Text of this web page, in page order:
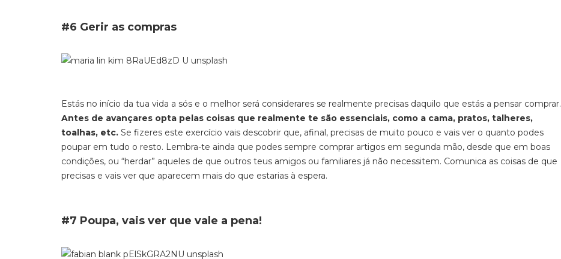
#6 Gerir as compras
Estás no início da tua vida a sós e o melhor será considerares se realmente precisas daquilo que estás a pensar comprar.
Antes de avançares opta pelas coisas que realmente te são essenciais, como a cama, pratos, talheres,
toalhas, etc. Se fizeres este exercício vais descobrir que, afinal, precisas de muito pouco e vais ver o quanto podes
poupar em tudo o resto. Lembra-te ainda que podes sempre comprar artigos em segunda mão, desde que em boas
condições, ou “herdar” aqueles de que outros teus amigos ou familiares já não necessitem. Comunica as coisas de que
precisas e vais ver que aparecem mais do que estarias à espera.
#7 Poupa, vais ver que vale a pena!